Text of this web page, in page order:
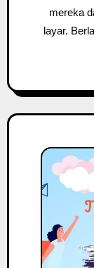
mereka
layar.